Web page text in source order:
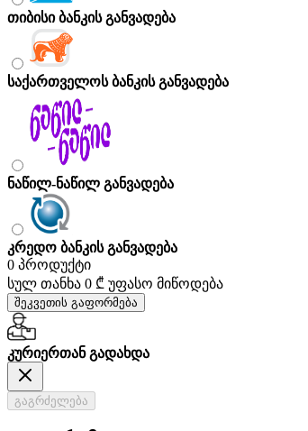
თიბისი ბანკის განვადება
საქართველოს ბანკის განვადება
ნაწილ-ნაწილ განვადება
კრედო ბანკის განვადება
0 პროდუქტი
სულ თანხა 0 ₾ უფასო მიწოდება
შეკვეთის გაფორმება
კურიერთან გადახდა
გაგრძელება